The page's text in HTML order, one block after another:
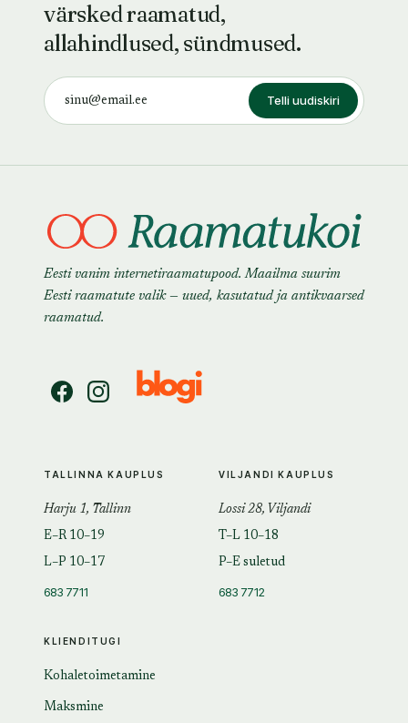
värsked raamatud,
allahindlused, sündmused.
Telli uudiskiri
Eesti vanim internetiraamatupood. Maailma suurim
Eesti raamatute valik — uued, kasutatud ja antikvaarsed
raamatud.
KLIENDITUGI
Kohaletoimetamine
Maksmine
TALLINNA KAUPLUS
Harju 1, Tallinn
E–R 10–19
L–P 10–17
683 7711
VILJANDI KAUPLUS
Lossi 28, Viljandi
T–L 10–18
P–E suletud
683 7712